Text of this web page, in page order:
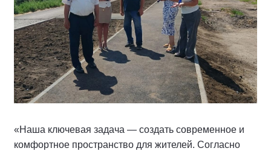
«Наша ключевая задача — создать современное и
комфортное пространство для жителей. Согласно